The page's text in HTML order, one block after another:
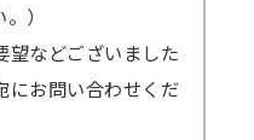
）
などございました
にお問い合わせくだ